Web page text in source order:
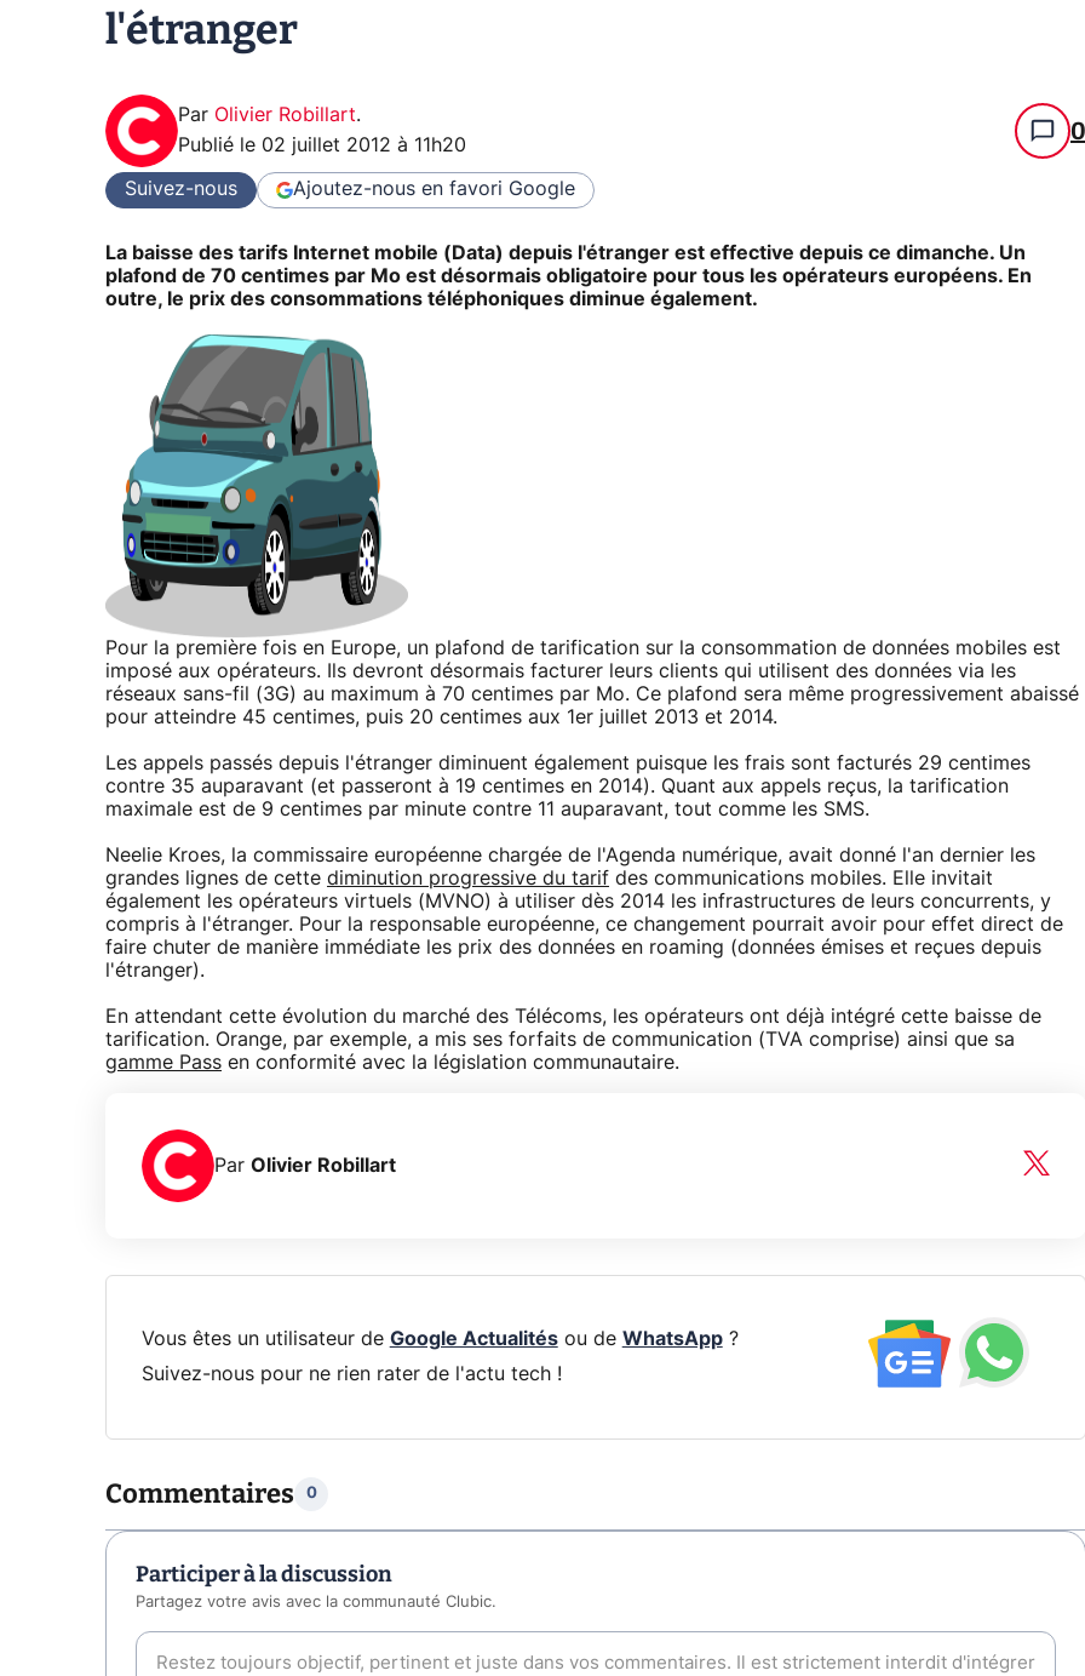
l'étranger
Par Olivier Robillart.
Publié le 02 juillet 2012 à 11h20 0
Suivez-nous Ajoutez-nous en favori Google
La baisse des tarifs Internet mobile (Data) depuis l'étranger est effective depuis ce dimanche. Un
plafond de 70 centimes par Mo est désormais obligatoire pour tous les opérateurs européens. En
outre, le prix des consommations téléphoniques diminue également.
Pour la première fois en Europe, un plafond de tarification sur la consommation de données mobiles est
imposé aux opérateurs. Ils devront désormais facturer leurs clients qui utilisent des données via les
réseaux sans-fil (3G) au maximum à 70 centimes par Mo. Ce plafond sera même progressivement abaissé
pour atteindre 45 centimes, puis 20 centimes aux 1er juillet 2013 et 2014.
Les appels passés depuis l'étranger diminuent également puisque les frais sont facturés 29 centimes
contre 35 auparavant (et passeront à 19 centimes en 2014). Quant aux appels reçus, la tarification
maximale est de 9 centimes par minute contre 11 auparavant, tout comme les SMS.
Neelie Kroes, la commissaire européenne chargée de l'Agenda numérique, avait donné l'an dernier les
grandes lignes de cette diminution progressive du tarif des communications mobiles. Elle invitait
également les opérateurs virtuels (MVNO) à utiliser dès 2014 les infrastructures de leurs concurrents, y
compris à l'étranger. Pour la responsable européenne, ce changement pourrait avoir pour effet direct de
faire chuter de manière immédiate les prix des données en roaming (données émises et reçues depuis
l'étranger).
En attendant cette évolution du marché des Télécoms, les opérateurs ont déjà intégré cette baisse de
tarification. Orange, par exemple, a mis ses forfaits de communication (TVA comprise) ainsi que sa
gamme Pass en conformité avec la législation communautaire.
Par Olivier Robillart
Vous êtes un utilisateur de Google Actualitésou de WhatsApp?
Suivez-nous pour ne rien rater de l'actu tech !
Commentaires 0
Participer à la discussion
Partagez votre avis avec la communauté Clubic.